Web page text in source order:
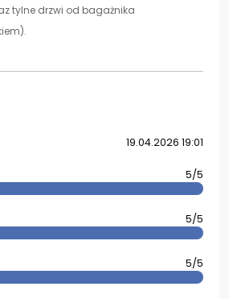
tylne drzwi od bagażnika
19.04.2026 19:01
5/5
5/5
5/5